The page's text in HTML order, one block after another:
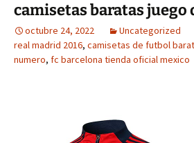
camisetas baratas juego
octubre 24, 2022 Uncategorized
real madrid 2016, camisetas de futbol
numero, fc barcelona tienda oficial mexico